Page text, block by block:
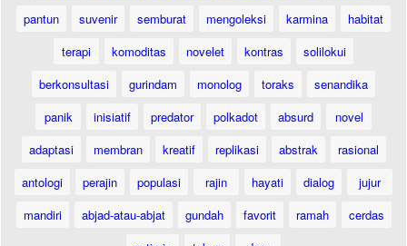
pantun
suvenir semburat mengoleksi karmina
habitat
terapi
komoditas novelet kontras
solilokui
berkonsultasi
gurindam monolog toraks
senandika
panik
inisiatif predator polkadot absurd
novel
adaptasi
membran kreatif replikasi abstrak
rasional
antologi
perajin populasi rajin hayati dialog
jujur
mandiri
abjad-atau-abjat gundah favorit ramah
cerdas